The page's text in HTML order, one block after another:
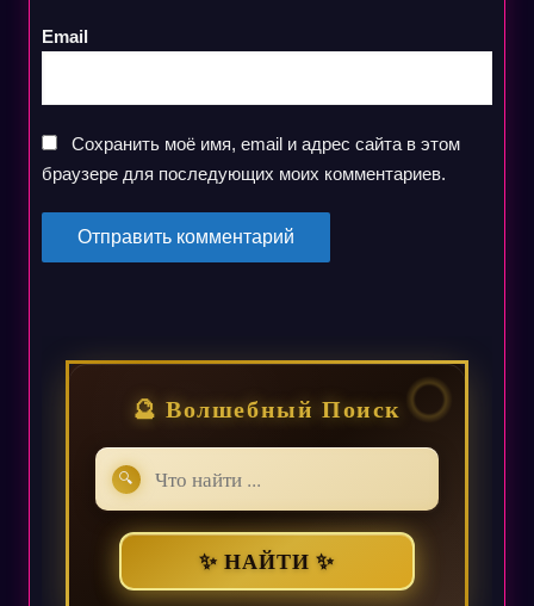
Email
Сохранить моё имя, email и адрес сайта в этом
браузере для последующих моих комментариев.
🔮 Волшебный Поиск
🔍
✨ НАЙТИ ✨